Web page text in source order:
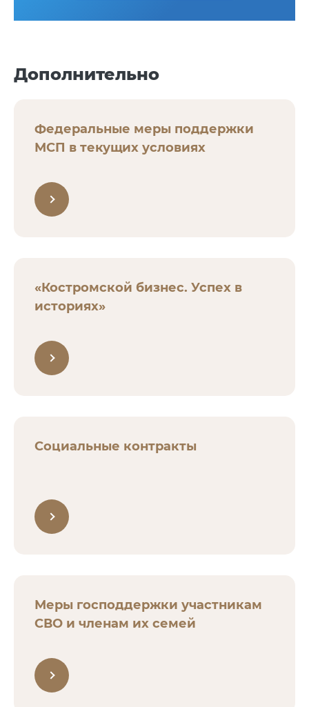
Дополнительно
Федеральные меры поддержки
МСП в текущих условиях
«Костромской бизнес. Успех в
историях»
Социальные контракты
Меры господдержки участникам
СВО и членам их семей